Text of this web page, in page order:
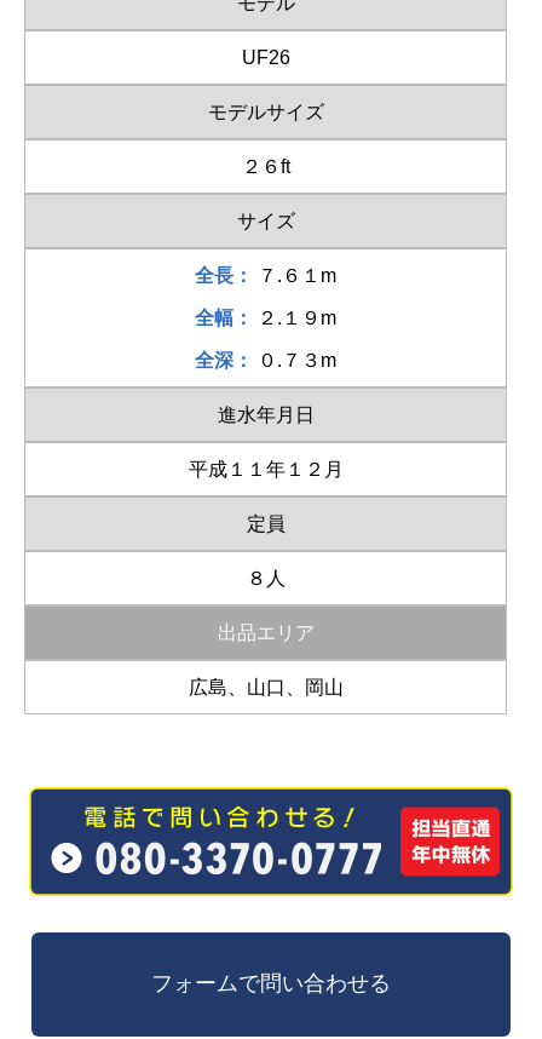
UF26
モデルサイズ
２６ft
サイズ
全長： ７.６１m
全幅： ２.１９m
全深： ０.７３m
進水年月日
平成１１年１２月
定員
８人
出品エリア
広島、山口、岡山